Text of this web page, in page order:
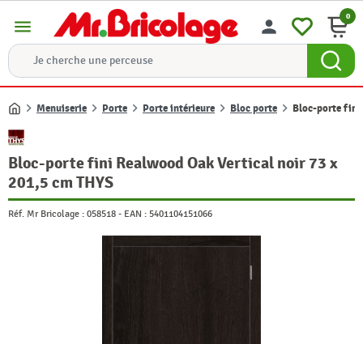
menu person 0
Accueil
Menuiserie Porte Porte intérieure Bloc porte Bloc-porte fini
Bloc-porte fini Realwood Oak Vertical noir 73 x
201,5 cm THYS
Réf. Mr Bricolage : 058518 - EAN : 5401104151066